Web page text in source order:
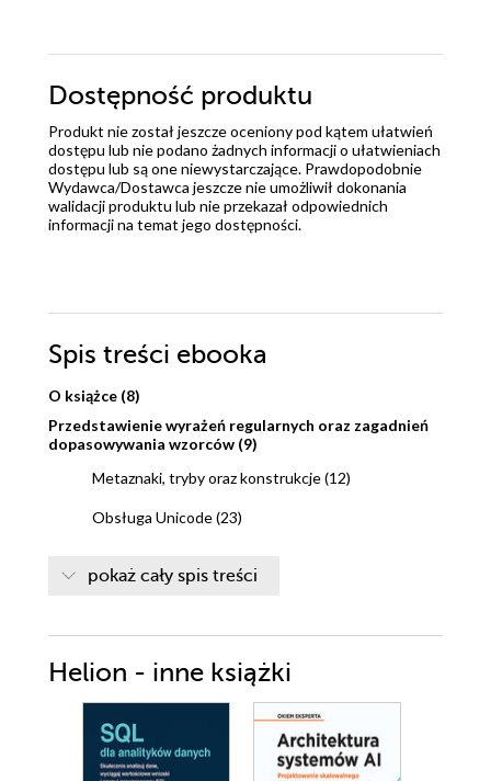
Dostępność produktu
Produkt nie został jeszcze oceniony pod kątem ułatwień
dostępu lub nie podano żadnych informacji o ułatwieniach
dostępu lub są one niewystarczające. Prawdopodobnie
Wydawca/Dostawca jeszcze nie umożliwił dokonania
walidacji produktu lub nie przekazał odpowiednich
informacji na temat jego dostępności.
Spis treści ebooka
O książce (8)
Przedstawienie wyrażeń regularnych oraz zagadnień
dopasowywania wzorców (9)
Metaznaki, tryby oraz konstrukcje (12)
Obsługa Unicode (23)
Przepisy (24)
Obsługa Unicode (37)
Przykłady (38)
pokaż cały spis treści
Helion - inne książki